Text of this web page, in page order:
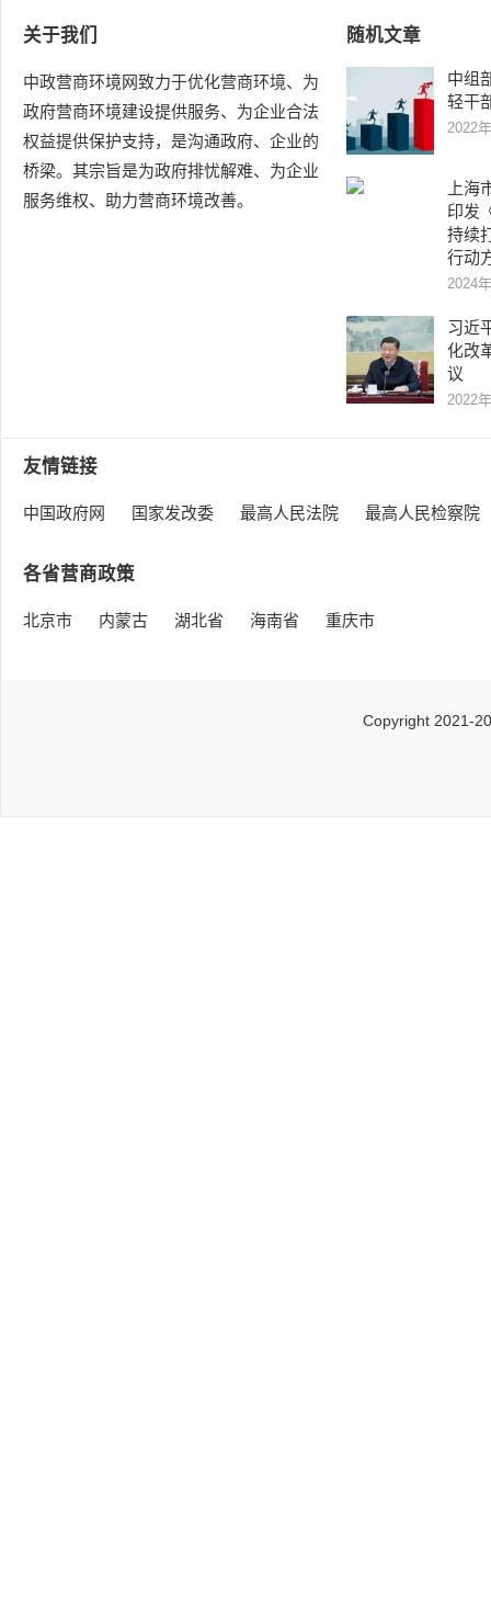
关于我们
中政营商环境网致力于优化营商环境、为
政府营商环境建设提供服务、为企业合法
权益提供保护支持，是沟通政府、企业的
桥梁。其宗旨是为政府排忧解难、为企业
服务维权、助力营商环境改善。
随机文章
中组
轻干
2022
上海
印发
持续
行动
2024
习近
化改
议
2022
友情链接
中国政府网 国家发改委 最高人民法院 最高人民检察院
各省营商政策
北京市 内蒙古 湖北省 海南省 重庆市
Copyright 2021-